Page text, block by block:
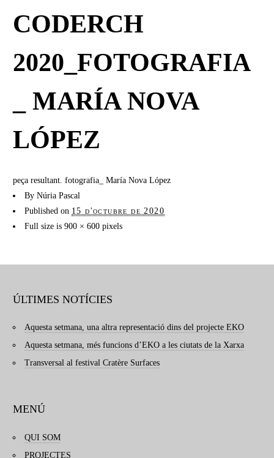
CODERCH
2020_FOTOGRAFIA
_ MARÍA NOVA
LÓPEZ
peça resultant. fotografia_ María Nova López
By Núria Pascal
Published on 15 d'octubre de 2020
Full size is 900 × 600 pixels
ÚLTIMES NOTÍCIES
Aquesta setmana, una altra representació dins del projecte EKO
Aquesta setmana, més funcions d’EKO a les ciutats de la Xarxa
Transversal al festival Cratère Surfaces
MENÚ
QUI SOM
PROJECTES